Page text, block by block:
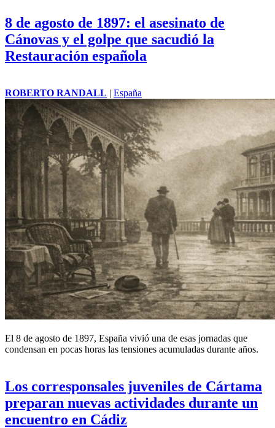
8 de agosto de 1897: el asesinato de
Cánovas y el golpe que sacudió la
Restauración española
ROBERTO RANDALL | España
El 8 de agosto de 1897, España vivió una de esas jornadas que
condensan en pocas horas las tensiones acumuladas durante años.
Los corresponsales juveniles de Cártama
preparan nuevas actividades durante un
encuentro en Cádiz